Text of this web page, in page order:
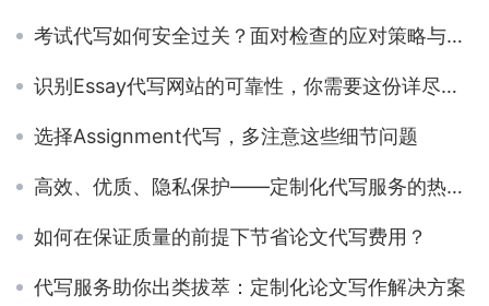
考试代写如何安全过关？面对检查的应对策略与技巧
识别Essay代写网站的可靠性，你需要这份详尽指南
选择Assignment代写，多注意这些细节问题
高效、优质、隐私保护——定制化代写服务的热门选择
如何在保证质量的前提下节省论文代写费用？
代写服务助你出类拔萃：定制化论文写作解决方案